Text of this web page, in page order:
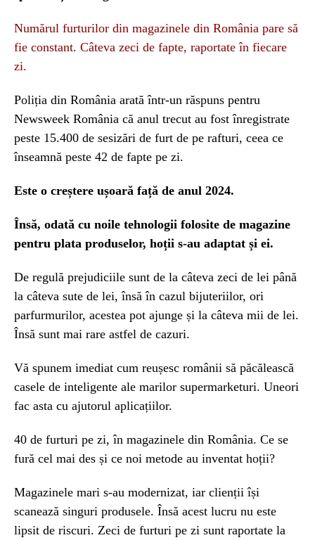
Numărul furturilor din magazinele din România pare să
fie constant. Câteva zeci de fapte, raportate în fiecare
zi.
Poliția din România arată într-un răspuns pentru
Newsweek România că anul trecut au fost înregistrate
peste 15.400 de sesizări de furt de pe rafturi, ceea ce
înseamnă peste 42 de fapte pe zi.
Este o creștere ușoară față de anul 2024.
Însă, odată cu noile tehnologii folosite de magazine
pentru plata produselor, hoții s-au adaptat și ei.
De regulă prejudiciile sunt de la câteva zeci de lei până
la câteva sute de lei, însă în cazul bijuteriilor, ori
parfurmurilor, acestea pot ajunge și la câteva mii de lei.
Însă sunt mai rare astfel de cazuri.
Vă spunem imediat cum reușesc românii să păcălească
casele de inteligente ale marilor supermarketuri. Uneori
fac asta cu ajutorul aplicațiilor.
40 de furturi pe zi, în magazinele din România. Ce se
fură cel mai des și ce noi metode au inventat hoții?
Magazinele mari s-au modernizat, iar clienții își
scanează singuri produsele. Însă acest lucru nu este
lipsit de riscuri. Zeci de furturi pe zi sunt raportate la